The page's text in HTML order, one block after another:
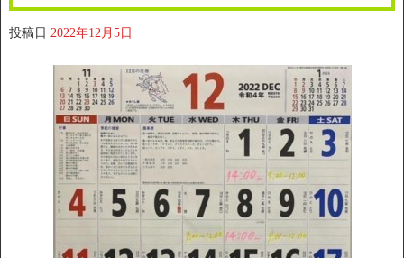
投稿日 2022年12月5日